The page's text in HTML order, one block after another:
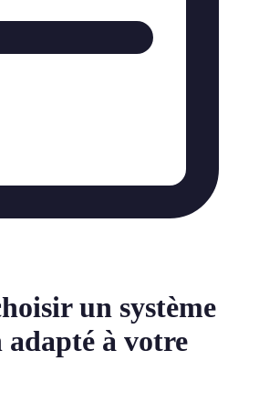
un système
à votre